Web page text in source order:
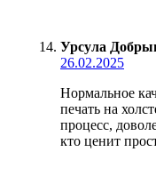
Урсула
26.02.2025
Нормальное
печать на
процесс,
кто ценит